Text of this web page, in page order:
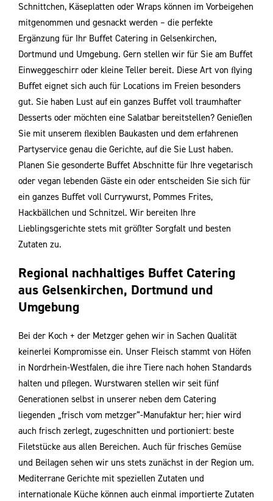
Schnittchen, Käseplatten oder Wraps können im Vorbeigehen
mitgenommen und gesnackt werden – die perfekte
Ergänzung für Ihr Buﬀet Catering in Gelsenkirchen,
Dortmund und Umgebung. Gern stellen wir für Sie am Buﬀet
Einweggeschirr oder kleine Teller bereit. Diese Art von ﬂying
Buﬀet eignet sich auch für Locations im Freien besonders
gut. Sie haben Lust auf ein ganzes Buﬀet voll traumhafter
Desserts oder möchten eine Salatbar bereitstellen? Genießen
Sie mit unserem ﬂexiblen Baukasten und dem erfahrenen
Partyservice genau die Gerichte, auf die Sie Lust haben.
Planen Sie gesonderte Buﬀet Abschnitte für Ihre vegetarisch
oder vegan lebenden Gäste ein oder entscheiden Sie sich für
ein ganzes Buﬀet voll Currywurst, Pommes Frites,
Hackbällchen und Schnitzel. Wir bereiten Ihre
Lieblingsgerichte stets mit größter Sorgfalt und besten
Zutaten zu.
Regional nachhaltiges Buffet Catering
aus Gelsenkirchen, Dortmund und
Umgebung
Bei der Koch + der Metzger gehen wir in Sachen Qualität
keinerlei Kompromisse ein. Unser Fleisch stammt von Höfen
in Nordrhein-Westfalen, die ihre Tiere nach hohen Standards
halten und pﬂegen. Wurstwaren stellen wir seit fünf
Generationen selbst in unserer neben dem Catering
liegenden „frisch vom metzger“-Manufaktur her; hier wird
auch frisch zerlegt, zugeschnitten und portioniert: beste
Filetstücke aus allen Bereichen. Auch für frisches Gemüse
und Beilagen sehen wir uns stets zunächst in der Region um.
Mediterrane Gerichte mit speziellen Zutaten und
internationale Küche können auch einmal importierte Zutaten